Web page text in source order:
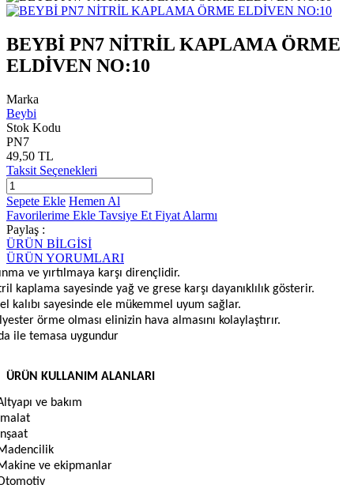
BEYBİ PN7 NİTRİL KAPLAMA ÖRME
ELDİVEN NO:10
Marka
Beybi
Stok Kodu
PN7
49,50 TL
Taksit Seçenekleri
Sepete Ekle Hemen Al
Favorilerime Ekle Tavsiye Et Fiyat Alarmı
Paylaş :
ÜRÜN BİLGİSİ
ÜRÜN YORUMLARI
ve yırtılmaya karşı dirençlidir.
kaplama sayesinde yağ ve grese karşı dayanıklılık gösterir.
kalıbı sayesinde ele mükemmel uyum sağlar.
örme olması elinizin hava almasını kolaylaştırır.
ile temasa uygundur
ÜRÜN KULLANIM ALANLARI
ve bakım
ve ekipmanlar